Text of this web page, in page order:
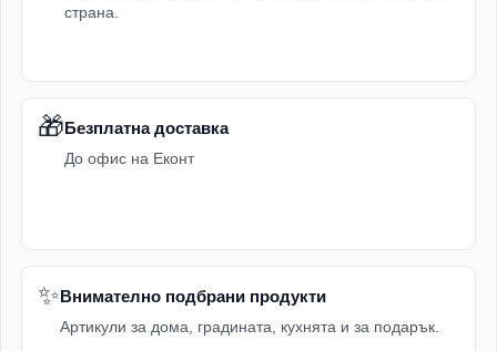
страна.
🎁Безплатна доставка
До офис на Еконт
✨Внимателно подбрани продукти
Артикули за дома, градината, кухнята и за подарък.